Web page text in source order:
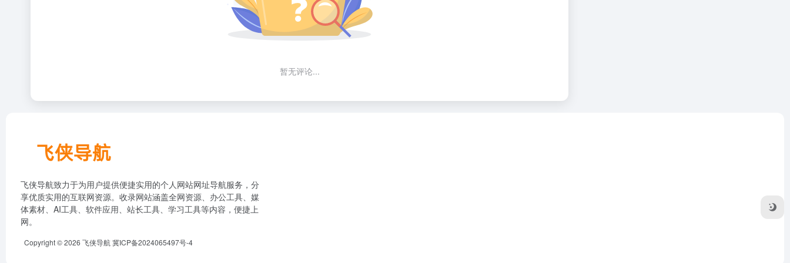
暂无评论...
飞侠导航致力于为用户提供便捷实用的个人网站网址导航服务，分
享优质实用的互联网资源。收录网站涵盖全网资源、办公工具、媒
体素材、AI工具、软件应用、站长工具、学习工具等内容，便捷上
网。
Copyright © 2026 飞侠导航冀ICP备2024065497号-4